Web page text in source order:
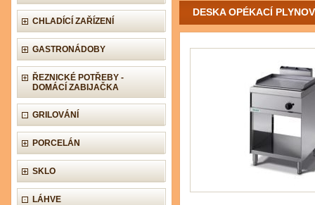
CHLADÍCÍ ZAŘÍZENÍ
GASTRONÁDOBY
ŘEZNICKÉ POTŘEBY -
DOMÁCÍ ZABIJAČKA
GRILOVÁNÍ
PORCELÁN
SKLO
LÁHVE
DESKA OPÉKACÍ